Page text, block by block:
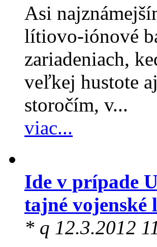
Asi
lítiovo-iónové
zariadeniach,
veľkej hustote
storočím, v...
viac...
Ide v prípade
tajné vojenské
* q 12.3.2012